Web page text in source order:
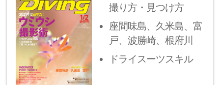
撮り方・見つけ方
座間味島、久米島、富
戸、波勝崎、根府川
ドライスーツスキル